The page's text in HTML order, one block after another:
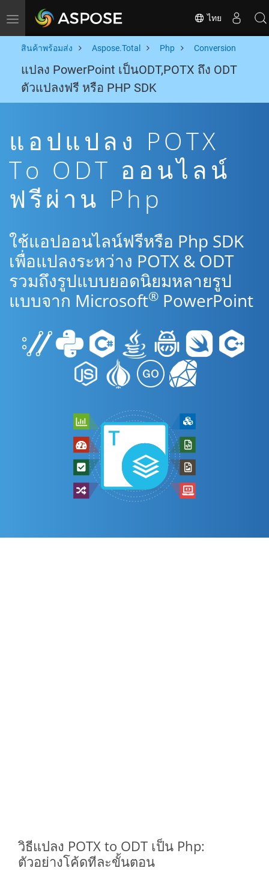
Toggle navigation ไทย
สินค้าพร้อมส่ง Aspose.Total Php Conversion
แปลง PowerPoint เป็นODT,POTX ถึง ODT
ตัวแปลงฟรี หรือ PHP SDK
แอปแปลง POTX
To ODT ออนไลน์
ฟรีผ่าน Php
ใช้แอปออนไลน์ฟรีหรือ Php SDK
เพื่อแปลงระหว่าง POTX & ODT
รวมถึงรูปแบบยอดนิยมหลายรูป
แบบจาก Microsoft® PowerPoint
วิธีแปลง POTX to ODT เป็น Php:
ตัวอย่างโค้ดทีละขั้นตอน